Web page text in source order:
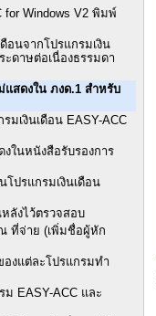
for Windows V2 พิมพ์
อนจากโปรแกรมเงิน
ะดาษต่อเนื่องธรรมดา
สดงใน ภงด.1 สำหรับ
เงินเดือน EASY-ACC
ในหนังสือรับรองการ
โปรแกรมเงินเดือน
ลังไว้ตรวจสอบ
ที่จ่าย (เพิ่มชื่อผู้หัก
งแต่ละโปรแกรมทำ
EASY-ACC และ